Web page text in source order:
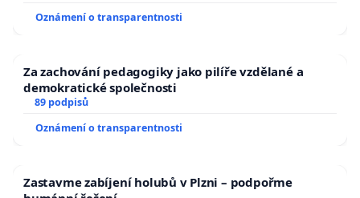
Oznámení o transparentnosti
Za zachování pedagogiky jako pilíře vzdělané a
demokratické společnosti
89 podpisů
Oznámení o transparentnosti
Zastavme zabíjení holubů v Plzni – podpořme